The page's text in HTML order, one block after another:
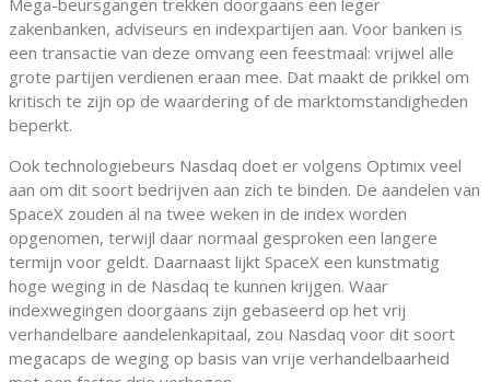
zakenbanken, adviseurs en indexpartijen aan. Voor banken is
een transactie van deze omvang een feestmaal: vrijwel alle
grote partijen verdienen eraan mee. Dat maakt de prikkel om
kritisch te zijn op de waardering of de marktomstandigheden
beperkt.
Ook technologiebeurs Nasdaq doet er volgens Optimix veel
aan om dit soort bedrijven aan zich te binden. De aandelen van
SpaceX zouden al na twee weken in de index worden
opgenomen, terwijl daar normaal gesproken een langere
termijn voor geldt. Daarnaast lijkt SpaceX een kunstmatig
hoge weging in de Nasdaq te kunnen krijgen. Waar
indexwegingen doorgaans zijn gebaseerd op het vrij
verhandelbare aandelenkapitaal, zou Nasdaq voor dit soort
megacaps de weging op basis van vrije verhandelbaarheid